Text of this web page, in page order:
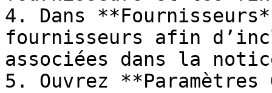
4. Dans
fournisseurs afin
associées dans la
5. Ouvrez